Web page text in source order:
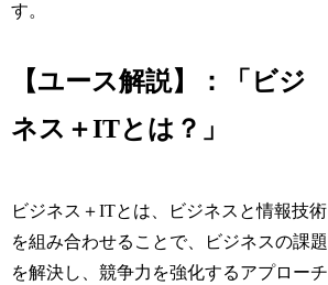
す。
【ユース解説】：「ビジ
ネス＋ITとは？」
ビジネス＋ITとは、ビジネスと情報技術
を組み合わせることで、ビジネスの課題
を解決し、競争力を強化するアプローチ